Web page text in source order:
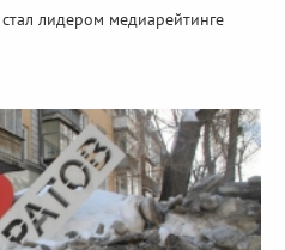
лидером медиарейтинге